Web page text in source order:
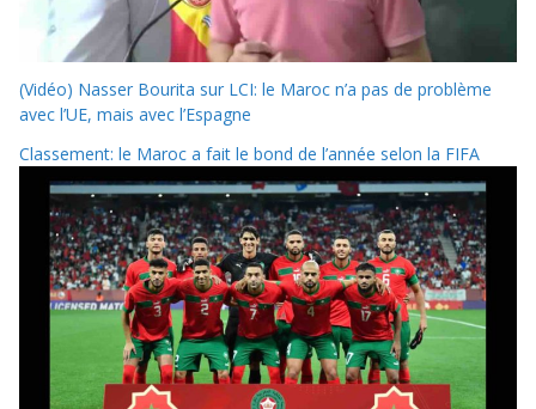
(Vidéo) Nasser Bourita sur LCI: le Maroc n’a pas de problème
avec l’UE, mais avec l’Espagne
Classement: le Maroc a fait le bond de l’année selon la FIFA